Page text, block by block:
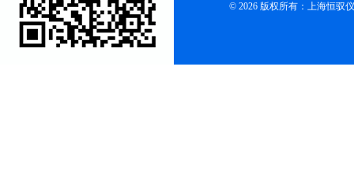
© 2026 版权所有：上海恒驭